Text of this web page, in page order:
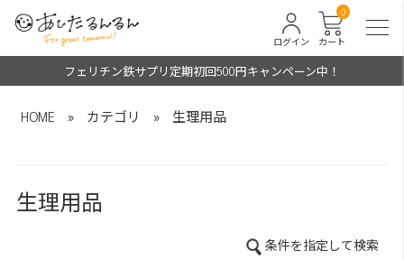
カート
0
ログイン
フェリチン鉄サプリ定期初回500円キャンペーン中！
HOME » カテゴリ » 生理用品
生理用品
条件を指定して検索